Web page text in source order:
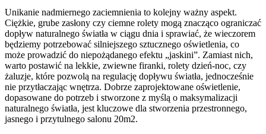
Unikanie nadmiernego zaciemnienia to kolejny ważny aspekt.
Ciężkie, grube zasłony czy ciemne rolety mogą znacząco ograniczać
dopływ naturalnego światła w ciągu dnia i sprawiać, że wieczorem
będziemy potrzebować silniejszego sztucznego oświetlenia, co
może prowadzić do niepożądanego efektu „jaskini”. Zamiast nich,
warto postawić na lekkie, zwiewne firanki, rolety dzień-noc, czy
żaluzje, które pozwolą na regulację dopływu światła, jednocześnie
nie przytłaczając wnętrza. Dobrze zaprojektowane oświetlenie,
dopasowane do potrzeb i stworzone z myślą o maksymalizacji
naturalnego światła, jest kluczowe dla stworzenia przestronnego,
jasnego i przytulnego salonu 20m2.